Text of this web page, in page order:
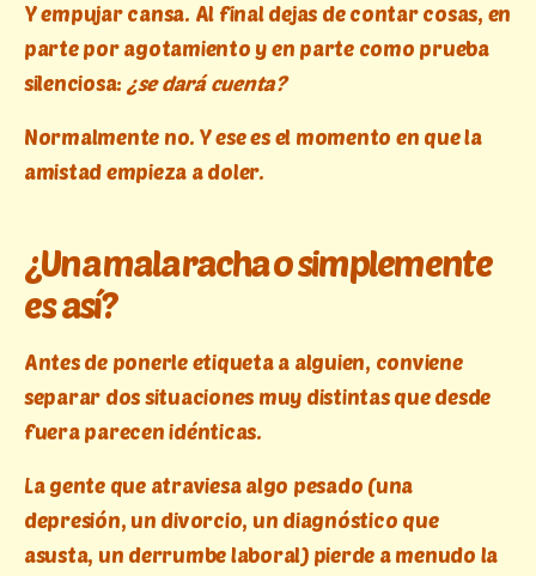
Y empujar cansa. Al final dejas de contar cosas, en
parte por agotamiento y en parte como prueba
silenciosa: ¿se dará cuenta?
Normalmente no. Y ese es el momento en que la
amistad empieza a doler.
¿Una mala racha o simplemente
es así?
Antes de ponerle etiqueta a alguien, conviene
separar dos situaciones muy distintas que desde
fuera parecen idénticas.
La gente que atraviesa algo pesado (una
depresión, un divorcio, un diagnóstico que
asusta, un derrumbe laboral) pierde a menudo la